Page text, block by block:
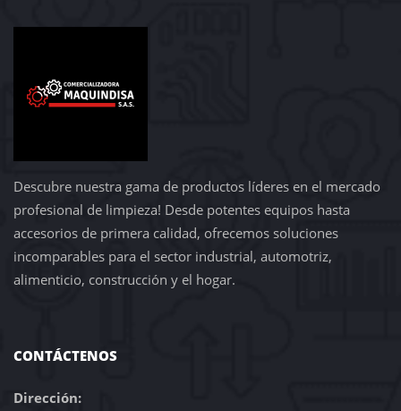
Descubre nuestra gama de productos líderes en el mercado
profesional de limpieza! Desde potentes equipos hasta
accesorios de primera calidad, ofrecemos soluciones
incomparables para el sector industrial, automotriz,
alimenticio, construcción y el hogar.
CONTÁCTENOS
Dirección: